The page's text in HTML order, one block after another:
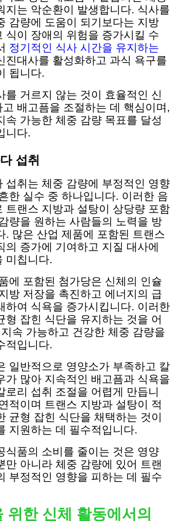
지는 악순환이 발생합니다. 식사를
감량에 도움이 되기보다는 지방
식이 장애의 위험을 증가시킬 수
정기적인 식사 시간을 유지하는
진대사를 활성화하고 과식 욕구를
됩니다.
를 거르지 않는 것이 효율적인 신
배고픔을 조절하는 데 핵심이며,
속 가능한 체중 감량 목표를 달성
니다.
섭취
섭취는 체중 감량에 부정적인 영향
한 실수 중 하나입니다. 이러한 음
트랜스 지방과 설탕이 상당량 포함
량을 원하는 사람들의 노력을 방
. 많은 산업 제품에 포함된 트랜스
의 증가에 기여하고 지질 대사에
미칩니다.
에 포함된 첨가당은 신체의 인슐
방 저장을 촉진하고 에너지의 급
하여 식욕을 증가시킵니다. 이러한
형 잡힌 식단을 유지하는 것을 어
속 가능하고 건강한 체중 감량을
적입니다.
일반적으로 영양소가 부족하고 칼
가 많아 지속적인 배고픔과 식욕을
로리 섭취 조절을 어렵게 만듭니
적이며 트랜스 지방과 설탕이 적
균형 잡힌 식단을 채택하는 것이
지원하는 데 필수적입니다.
식품의 소비를 줄이는 것은 영양
만 아니라 체중 감량에 있어 트랜
부정적인 영향을 피하는 데 필수
위한 신체 활동에서의